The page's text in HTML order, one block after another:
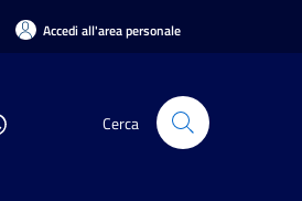
Accedi all'area personale
Cerca